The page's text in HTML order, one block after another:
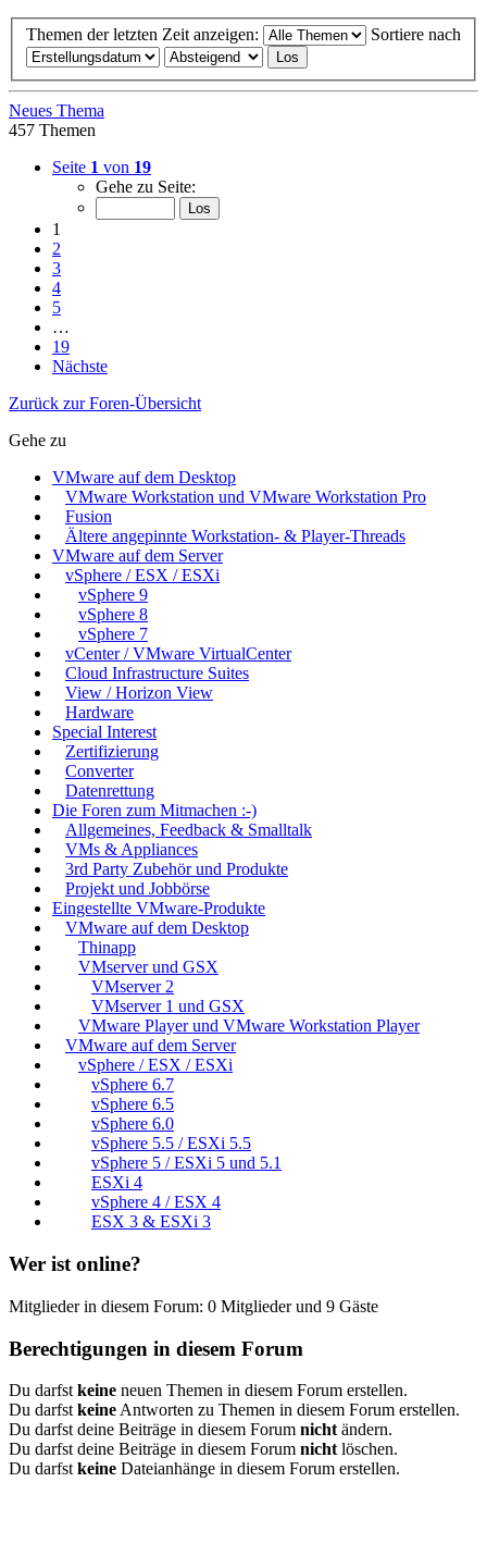
Themen der letzten Zeit anzeigen: Sortiere nach
Neues Thema
457 Themen
Seite 1 von 19
Gehe zu Seite:
1
2
3
4
5
…
19
Nächste
Zurück zur Foren-Übersicht
Gehe zu
VMware auf dem Desktop
VMware Workstation und VMware Workstation Pro
Fusion
Ältere angepinnte Workstation- & Player-Threads
VMware auf dem Server
vSphere / ESX / ESXi
vSphere 9
vSphere 8
vSphere 7
vCenter / VMware VirtualCenter
Cloud Infrastructure Suites
View / Horizon View
Hardware
Special Interest
Zertifizierung
Converter
Datenrettung
Die Foren zum Mitmachen :-)
Allgemeines, Feedback & Smalltalk
VMs & Appliances
3rd Party Zubehör und Produkte
Projekt und Jobbörse
Eingestellte VMware-Produkte
VMware auf dem Desktop
Thinapp
VMserver und GSX
VMserver 2
VMserver 1 und GSX
VMware Player und VMware Workstation Player
VMware auf dem Server
vSphere / ESX / ESXi
vSphere 6.7
vSphere 6.5
vSphere 6.0
vSphere 5.5 / ESXi 5.5
vSphere 5 / ESXi 5 und 5.1
ESXi 4
vSphere 4 / ESX 4
ESX 3 & ESXi 3
Wer ist online?
Mitglieder in diesem Forum: 0 Mitglieder und 9 Gäste
Berechtigungen in diesem Forum
Du darfst keine neuen Themen in diesem Forum erstellen.
Du darfst keine Antworten zu Themen in diesem Forum erstellen.
Du darfst deine Beiträge in diesem Forum nicht ändern.
Du darfst deine Beiträge in diesem Forum nicht löschen.
Du darfst keine Dateianhänge in diesem Forum erstellen.